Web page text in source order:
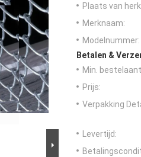
Plaats van
Merknaam:
Modelnummer:
Betalen &
Min.
Prijs:
Verpakking
Levertijd: